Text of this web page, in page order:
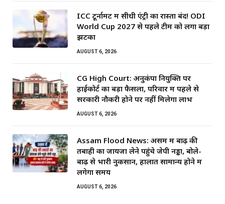
ICC टूर्नामेंट में सीधी एंट्री का रास्ता बंद! ODI
World Cup 2027 से पहले टीम को लगा बड़ा
झटका
AUGUST 6, 2026
CG High Court: अनुकंपा नियुक्ति पर
हाईकोर्ट का बड़ा फैसला, परिवार में पहले से
सरकारी नौकरी होने पर नहीं मिलेगा लाभ
AUGUST 6, 2026
Assam Flood News: असम में बाढ़ की
तबाही का जायजा लेने पहुंचे जेपी नड्डा, बोले-
बाढ़ से भारी नुकसान, हालात सामान्य होने में
लगेगा समय
AUGUST 6, 2026